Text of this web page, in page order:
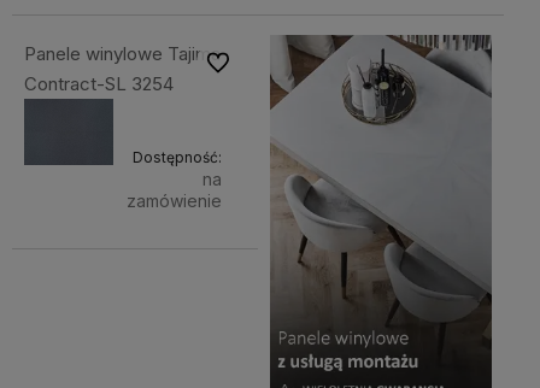
Panele winylowe Tajima
Contract-SL 3254
Dostępność:
na
zamówienie
Do ulubionych